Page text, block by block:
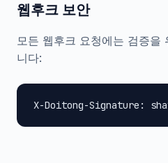
웹후크 보안
모든 웹후크 요청에는 검증을
니다:
X-Doitong-Signature: